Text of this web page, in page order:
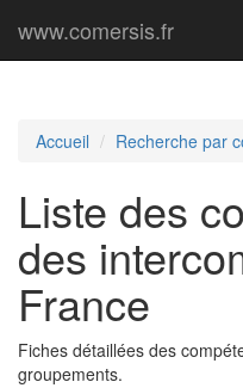
www.comersis.fr
Accueil Recherche par
Liste des
des
France
Fiches détaillées des
groupements.